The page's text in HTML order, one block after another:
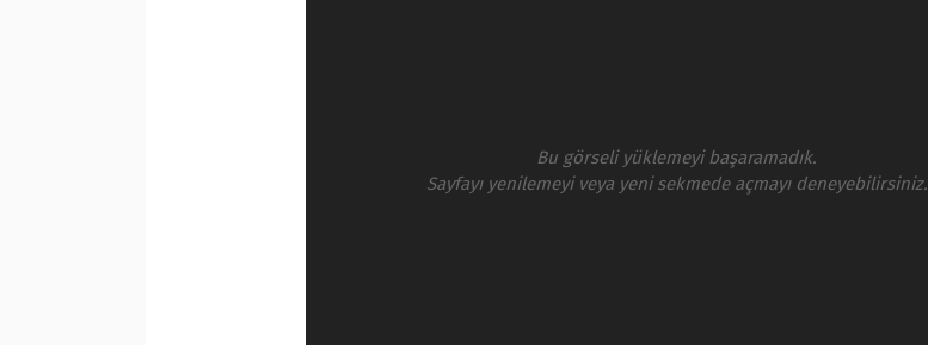
Bu görseli yüklemeyi başaramadık.
Sayfayı yenilemeyi veya yeni sekmede açmayı deneyebilirsiniz.